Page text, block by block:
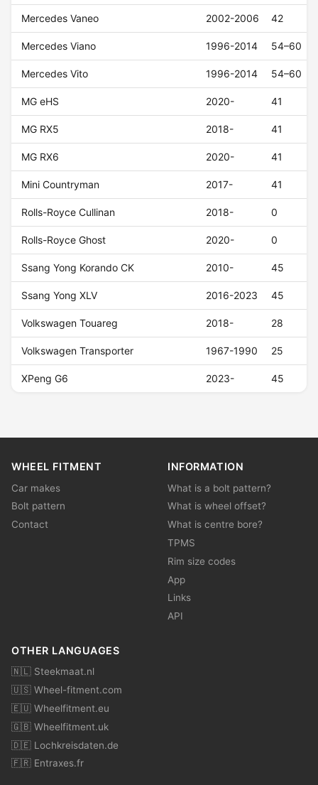
Mercedes Vaneo 2002-2006 42
Mercedes Viano 1996-2014 54–60
Mercedes Vito 1996-2014 54–60
MG eHS 2020- 41
MG RX5 2018- 41
MG RX6 2020- 41
Mini Countryman 2017- 41
Rolls-Royce Cullinan 2018- 0
Rolls-Royce Ghost 2020- 0
Ssang Yong Korando CK 2010- 45
Ssang Yong XLV 2016-2023 45
Volkswagen Touareg 2018- 28
Volkswagen Transporter 1967-1990 25
XPeng G6 2023- 45
WHEEL FITMENT
Car makes
Bolt pattern
Contact
INFORMATION
What is a bolt pattern?
What is wheel offset?
What is centre bore?
TPMS
Rim size codes
App
Links
API
OTHER LANGUAGES
🇳🇱 Steekmaat.nl
🇺🇸 Wheel-fitment.com
🇪🇺 Wheelfitment.eu
🇬🇧 Wheelfitment.uk
🇩🇪 Lochkreisdaten.de
🇫🇷 Entraxes.fr